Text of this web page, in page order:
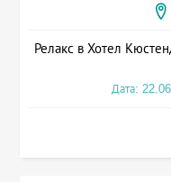
Релакс в Хотел
Дата: